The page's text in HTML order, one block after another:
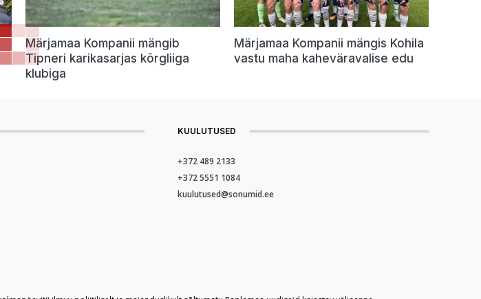
Märjamaa Kompanii mängib
Tipneri karikasarjas kõrgliiga
klubiga
Märjamaa Kompanii mängis Kohila
vastu maha kaheväravalise edu